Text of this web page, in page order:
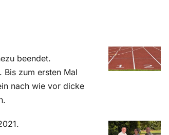
beendet.
Bis zum ersten Mal
nach wie vor dicke